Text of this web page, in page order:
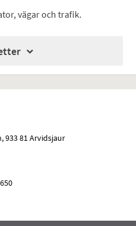
vägar och trafik.
933 81 Arvidsjaur